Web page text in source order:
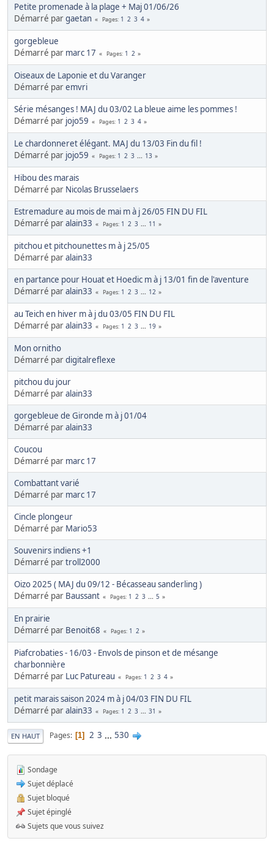
Petite promenade à la plage + Maj 01/06/26
Démarré pargaetan Pages 1 2 3 4
gorgebleue
Démarré par marc 17 Pages 1 2
Oiseaux de Laponie et du Varanger
Démarré paremvri
Série mésanges ! MAJ du 03/02 La bleue aime les pommes !
Démarré par jojo59 Pages 1 2 3 4
Le chardonneret élégant. MAJ du 13/03 Fin du fil !
Démarré par jojo59 Pages 1 2 3 ... 13
Hibou des marais
Démarré par Nicolas Brusselaers
Estremadure au mois de mai m à j 26/05 FIN DU FIL
Démarré paralain33 Pages 1 2 3 ... 11
pitchou et pitchounettes m à j 25/05
Démarré paralain33
en partance pour Houat et Hoedic m à j 13/01 fin de l'aventure
Démarré paralain33 Pages 1 2 3 ... 12
au Teich en hiver m à j du 03/05 FIN DU FIL
Démarré paralain33 Pages 1 2 3 ... 19
Mon ornitho
Démarré pardigitalreflexe
pitchou du jour
Démarré paralain33
gorgebleue de Gironde m à j 01/04
Démarré paralain33
Coucou
Démarré par marc 17
Combattant varié
Démarré par marc 17
Cincle plongeur
Démarré par Mario53
Souvenirs indiens +1
Démarré partroll2000
Oizo 2025 ( MAJ du 09/12 - Bécasseau sanderling )
Démarré par Baussant Pages 1 2 3 ... 5
En prairie
Démarré par Benoit68 Pages 1 2
Piafcrobaties - 16/03 - Envols de pinson et de mésange
charbonnière
Démarré par Luc Patureau Pages 1 2 3 4
petit marais saison 2024 m à j 04/03 FIN DU FIL
Démarré paralain33 Pages 1 2 3 ... 31
EN HAUT Pages 1 2 3 ... 530
Sondage
Sujet déplacé
Sujet bloqué
Sujet épinglé
Sujets que vous suivez